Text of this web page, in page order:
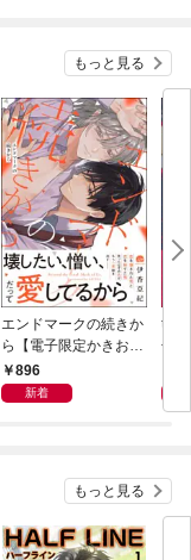
もっと見る
エンドマークの続きか
ら【電子限定かきおろ
し漫画付】
896
新着
tkb
子
もっと見る